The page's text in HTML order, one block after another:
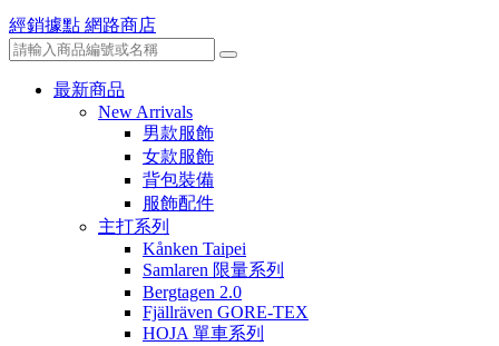
經銷據點 網路商店
最新商品
New Arrivals
男款服飾
女款服飾
背包裝備
服飾配件
主打系列
Kånken Taipei
Samlaren 限量系列
Bergtagen 2.0
Fjällräven GORE-TEX
HOJA 單車系列